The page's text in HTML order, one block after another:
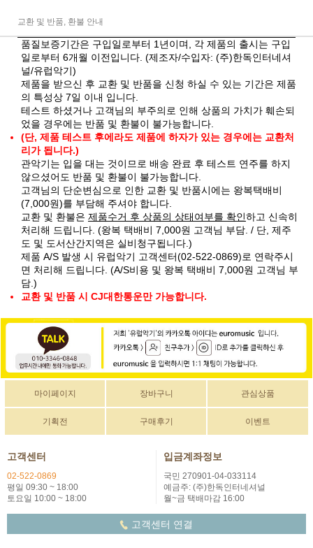
교환 및 반품, 환불 안내
품질보증기간은 구입일로부터 1년이며, 각 제품의 출시는 구입
일로부터 6개월 이전입니다. (제조자/수입자: (주)한독인터네셔
널/유럽악기)
제품을 받으신 후 교환 및 반품을 신청 하실 수 있는 기간은 제품
의 특성상 7일 이내 입니다.
테스트 하셨거나 고객님의 부주의로 인해 상품의 가치가 훼손되
었을 경우에는 반품 및 환불이 불가능합니다.
(단, 제품 테스트 후에라도 제품에 하자가 있는 경우에는 교환처
리가 됩니다.)
관악기는 입을 대는 것이므로 배송 완료 후 테스트 연주를 하지
않으셨어도 반품 및 환불이 불가능합니다.
고객님의 단순변심으로 인한 교환 및 반품시에는 왕복택배비
(7,000원)를 부담해 주셔야 합니다.
교환 및 환불은 제품수거 후 상품의 상태여부를 확인하고 신속히
처리해 드립니다. (왕복 택배비 7,000원 고객님 부담. / 단, 제주
도 및 도서산간지역은 실비청구됩니다.)
제품 A/S 발생 시 유럽악기 고객센터(02-522-0869)로 연락주시
면 처리해 드립니다. (A/S비용 및 왕복 택배비 7,000원 고객님 부
담.)
교환 및 반품 시 CJ대한통운만 가능합니다.
마이페이지 장바구니 관심상품
기획전 구매후기 이벤트
고객센터
02-522-0869
평일 09:30 ~ 18:00
토요일 10:00 ~ 18:00
입금계좌정보
국민 270901-04-033114
예금주: (주)한독인터네셔널
월~금 택배마감 16:00
고객센터 연결